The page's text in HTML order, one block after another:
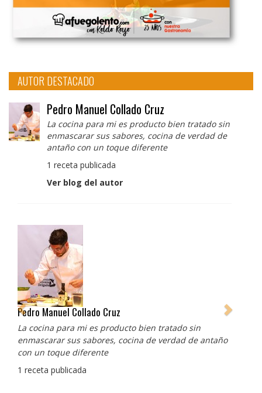
AUTOR DESTACADO
Pedro Manuel Collado Cruz
La cocina para mi es producto bien tratado sin
enmascarar sus sabores, cocina de verdad de
antaño con un toque diferente
1 receta publicada
Ver blog del autor
Pedro Manuel Collado Cruz
La cocina para mi es producto bien tratado sin
enmascarar sus sabores, cocina de verdad de antaño
con un toque diferente
1 receta publicada